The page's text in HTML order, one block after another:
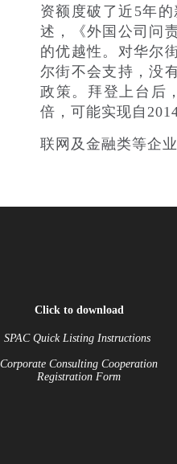
资额度破了近5年
述，《外国公司问
的优越性。对华尔
尔街不会支持，没
政策。拜登上台后
倍，可能实现自
联网及金融类等企业
Click to download
SPAC Quick Listing Instructions
Corporate Consulting Cooperation
Registration Form